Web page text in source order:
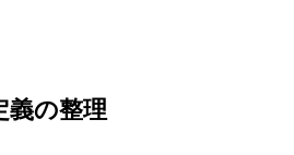
義の整理